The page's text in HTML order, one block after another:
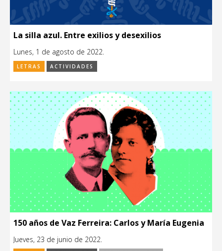
La silla azul. Entre exilios y desexilios
Lunes, 1 de agosto de 2022.
LETRAS ACTIVIDADES
150 años de Vaz Ferreira: Carlos y María Eugenia
Jueves, 23 de junio de 2022.